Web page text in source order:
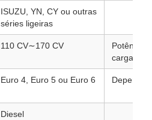
ISUZU, YN, CY ou outras
séries ligeiras
110 CV∼170 CV
Potência
cargas
Euro 4, Euro 5 ou Euro 6
Diesel